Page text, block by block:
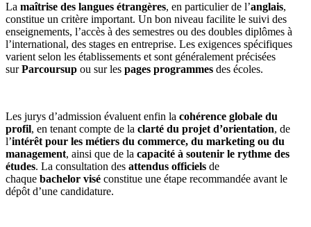
La maîtrise des langues étrangères, en particulier de l’anglais,
constitue un critère important. Un bon niveau facilite le suivi des
enseignements, l’accès à des semestres ou des doubles diplômes à
l’international, des stages en entreprise. Les exigences spécifiques
varient selon les établissements et sont généralement précisées
surParcoursup ou sur les pages programmes des écoles.
Les jurys d’admission évaluent enfin la cohérence globale du
profil, en tenant compte de la clarté du projet d’orientation, de
l’intérêt pour les métiers du commerce, du marketing ou du
management, ainsi que de la capacité à soutenir le rythme des
études. La consultation des attendus officiels de
chaque bachelor visé constitue une étape recommandée avant le
dépôt d’une candidature.